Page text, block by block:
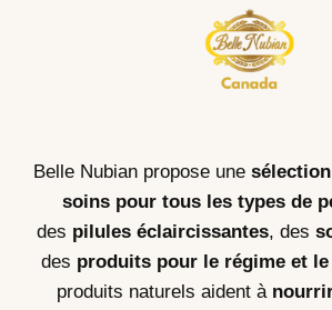
Belle Nubian propose une
soins pour tous les types de
des pilules éclaircissantes, des
des produits pour le régime et
produits naturels aident à